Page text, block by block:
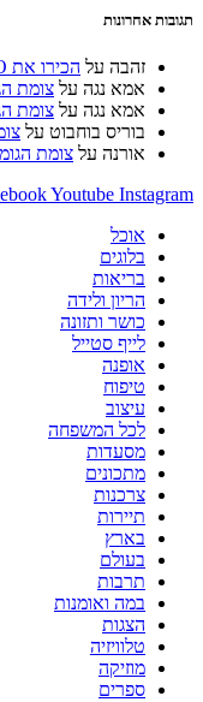
תגובות אחרונות
זהבה על הכירו את ALOKINO – מרכז לטיפולי אסתטיקה
אמא נגה על צומת
אמא נגה על צומת
בוריס בוחבוט על
אורנה על צומת
Youtube Instagram
אוכל
בלוגים
בריאות
הריון ולידה
כושר ותזונה
לייף סטייל
אופנה
טיפוח
עיצוב
לכל המשפחה
מסעדות
מתכונים
צרכנות
תיירות
בארץ
בעולם
תרבות
במה ואומנות
הצגות
טלוויזיה
מוזיקה
ספרים